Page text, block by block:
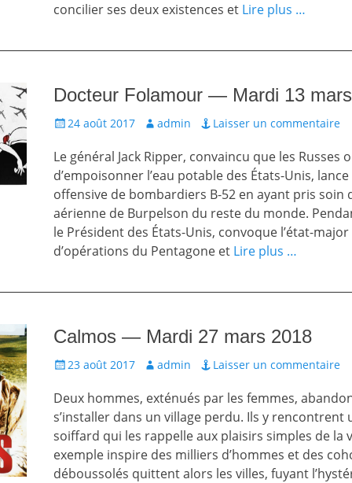
concilier ses deux existences et Lire plus …
Docteur Folamour — Mardi 13
Écrit24 août 2017 Auteur
admin Laisser un commentaire
Le général Jack Ripper, convaincu que les Russes
d’empoisonner l’eau potable des États-Unis, lance
offensive de bombardiers B-52 en ayant pris soin
aérienne de Burpelson du reste du monde.
le Président des États-Unis, convoque l’état-
d’opérations du Pentagone et Lire plus …
Calmos — Mardi 27 mars 2018
Écrit23 août 2017 Auteur
admin Laisser un commentaire
Deux hommes, exténués par les femmes,
s’installer dans un village perdu. Ils y
soiffard qui les rappelle aux plaisirs simples de la
exemple inspire des milliers d’hommes et des
déboussolés quittent alors les villes, fuyant